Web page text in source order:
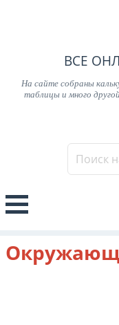
ВСЕ
На сайте собраны
таблицы и много